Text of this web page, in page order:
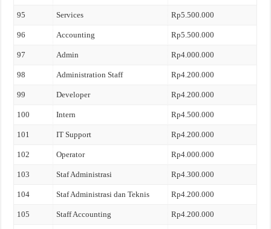
95 Services Rp5.500.000
96 Accounting Rp5.500.000
97 Admin Rp4.000.000
98 Administration Staff Rp4.200.000
99 Developer Rp4.200.000
100 Intern Rp4.500.000
101 IT Support Rp4.200.000
102 Operator Rp4.000.000
103 Staf Administrasi Rp4.300.000
104 Staf Administrasi dan Teknis Rp4.200.000
105 Staff Accounting Rp4.200.000